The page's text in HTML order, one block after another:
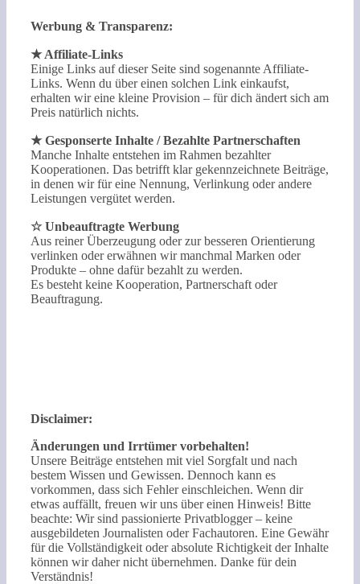
Werbung & Transparenz:
★ Affiliate-Links
Einige Links auf dieser Seite sind sogenannte Affiliate-
Links. Wenn du über einen solchen Link einkaufst,
erhalten wir eine kleine Provision – für dich ändert sich am
Preis natürlich nichts.
★ Gesponserte Inhalte / Bezahlte Partnerschaften
Manche Inhalte entstehen im Rahmen bezahlter
Kooperationen. Das betrifft klar gekennzeichnete Beiträge,
in denen wir für eine Nennung, Verlinkung oder andere
Leistungen vergütet werden.
☆ Unbeauftragte Werbung
Aus reiner Überzeugung oder zur besseren Orientierung
verlinken oder erwähnen wir manchmal Marken oder
Produkte – ohne dafür bezahlt zu werden.
Es besteht keine Kooperation, Partnerschaft oder
Beauftragung.
Disclaimer:
Änderungen und Irrtümer vorbehalten!
Unsere Beiträge entstehen mit viel Sorgfalt und nach
bestem Wissen und Gewissen. Dennoch kann es
vorkommen, dass sich Fehler einschleichen. Wenn dir
etwas auffällt, freuen wir uns über einen Hinweis! Bitte
beachte: Wir sind passionierte Privatblogger – keine
ausgebildeten Journalisten oder Fachautoren. Eine Gewähr
für die Vollständigkeit oder absolute Richtigkeit der Inhalte
können wir daher nicht übernehmen. Danke für dein
Verständnis!